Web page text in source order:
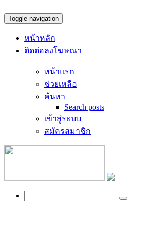
Toggle navigation
หน้าหลัก
ติดต่อลงโฆษณา
หน้าแรก
ช่วยเหลือ
ค้นหา
Search posts
เข้าสู่ระบบ
สมัครสมาชิก